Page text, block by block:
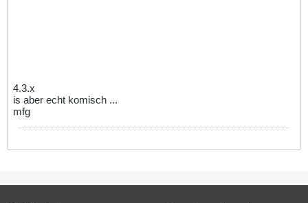
4.3.x
is aber echt komisch ...
mfg